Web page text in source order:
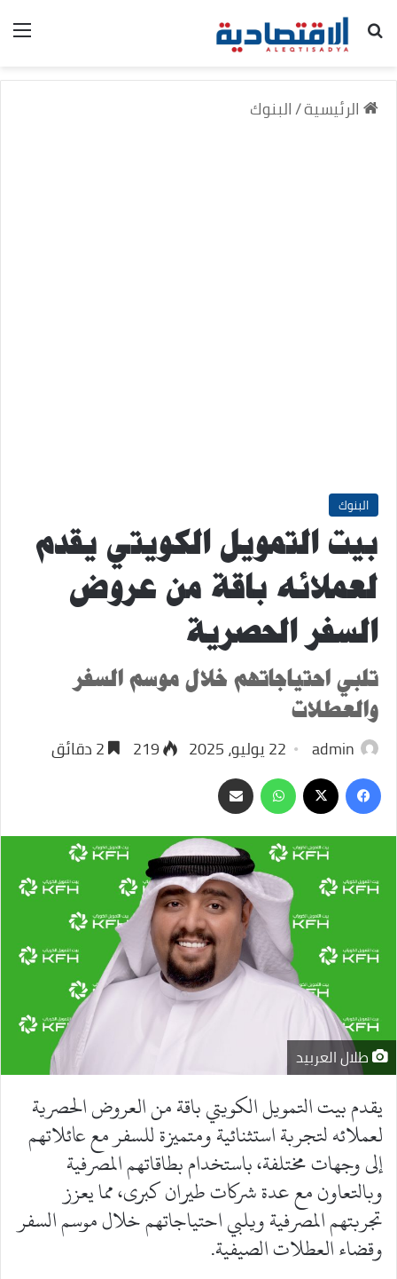
بحث عن
الرئيسية/البنوك
البنوك
بيت التمويل الكويتي يقدم
لعملائه باقة من عروض
السفر الحصرية
تلبي احتياجاتهم خلال موسم السفر
والعطلات
admin 22 يوليو، 2025 219
فيسبوك
‫X واتسابمشاركة
عبر
البريد
طلال العربيد
يقدم بيت التمويل الكويتي باقة من العروض الحصرية
لعملائه لتجربة استثنائية ومتميزة للسفر مع عائلاتهم
إلى وجهات مختلفة، باستخدام بطاقاتهم المصرفية
وبالتعاون مع عدة شركات طيران كبرى، مما يعزز
تجربتهم المصرفية ويلبي احتياجاتهم خلال موسم السفر
وقضاء العطلات الصيفية.